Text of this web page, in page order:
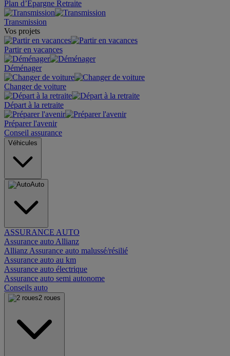
Plan d’Epargne Retraite
Transmission
Vos projets
Partir en vacances
Déménager
Changer de voiture
Départ à la retraite
Préparer l'avenir
Conseil assurance
Véhicules
Auto
ASSURANCE AUTO
Assurance auto Allianz
Allianz Assurance auto malussé/résilié
Assurance auto au km
Assurance auto électrique
Assurance auto semi autonome
Conseils auto
2 roues